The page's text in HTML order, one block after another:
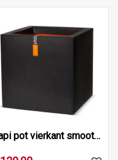
Capi pot vierkant smooth nl 50x50x50 zwart